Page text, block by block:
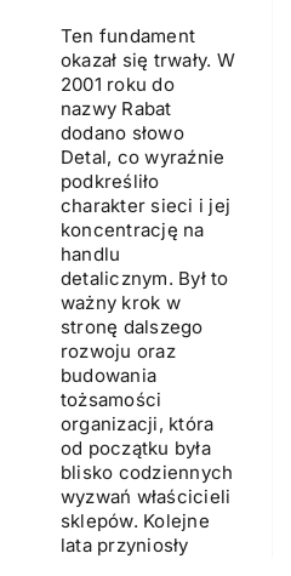
Ten fundament
okazał się trwały. W
2001 roku do
nazwy Rabat
dodano słowo
Detal, co wyraźnie
podkreśliło
charakter sieci i jej
koncentrację na
handlu
detalicznym. Był to
ważny krok w
stronę dalszego
rozwoju oraz
budowania
tożsamości
organizacji, która
od początku była
blisko codziennych
wyzwań właścicieli
sklepów. Kolejne
lata przyniosły